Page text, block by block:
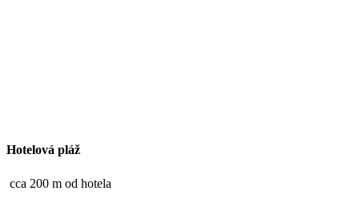
Hotelová pláž
cca 200 m od hotela